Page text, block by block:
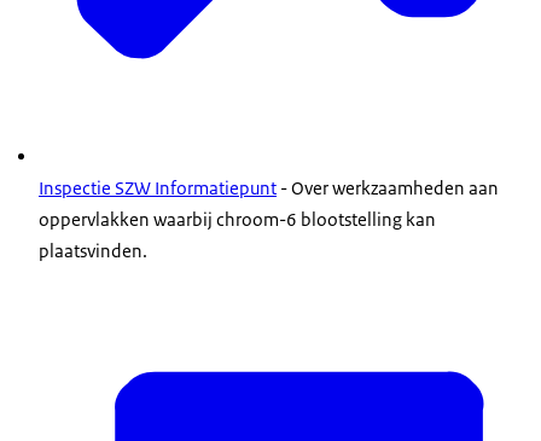
Inspectie SZW Informatiepunt - Over werkzaamheden aan
oppervlakken waarbij chroom-6 blootstelling kan
plaatsvinden.